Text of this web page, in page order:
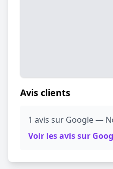
Avis clients
1 avis sur Google —
Voir les avis sur